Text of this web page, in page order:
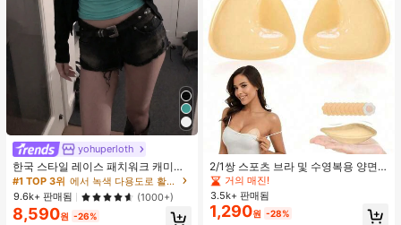
yohuperloth
한국 스타일 레이스 패치워크 캐미솔
탱크 탑, Y2K 에스테틱, 스트리트웨어
캐주얼 여름
#1 TOP 3위
에서 녹색 다용도로 활용 가능한 데일리 탑
9.6k+ 판매됨
(1000+)
8,590원 -26%
2/1쌍 스포츠 브라 및 수영복용 양면
접착 브라 패드
거의 매진!
3.5k+ 판매됨
1,290원 -28%